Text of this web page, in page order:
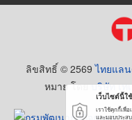
ลิขสิทธิ์ © 2569ไทยแลน
หมาย โดยบริษัท เท
เว็บไซต์นี้ใ
เราใช้คุกกี้เพื่
และมอบประส